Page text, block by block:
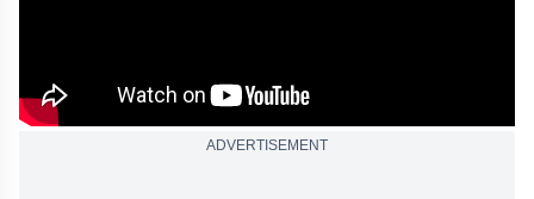
ADVERTISEMENT